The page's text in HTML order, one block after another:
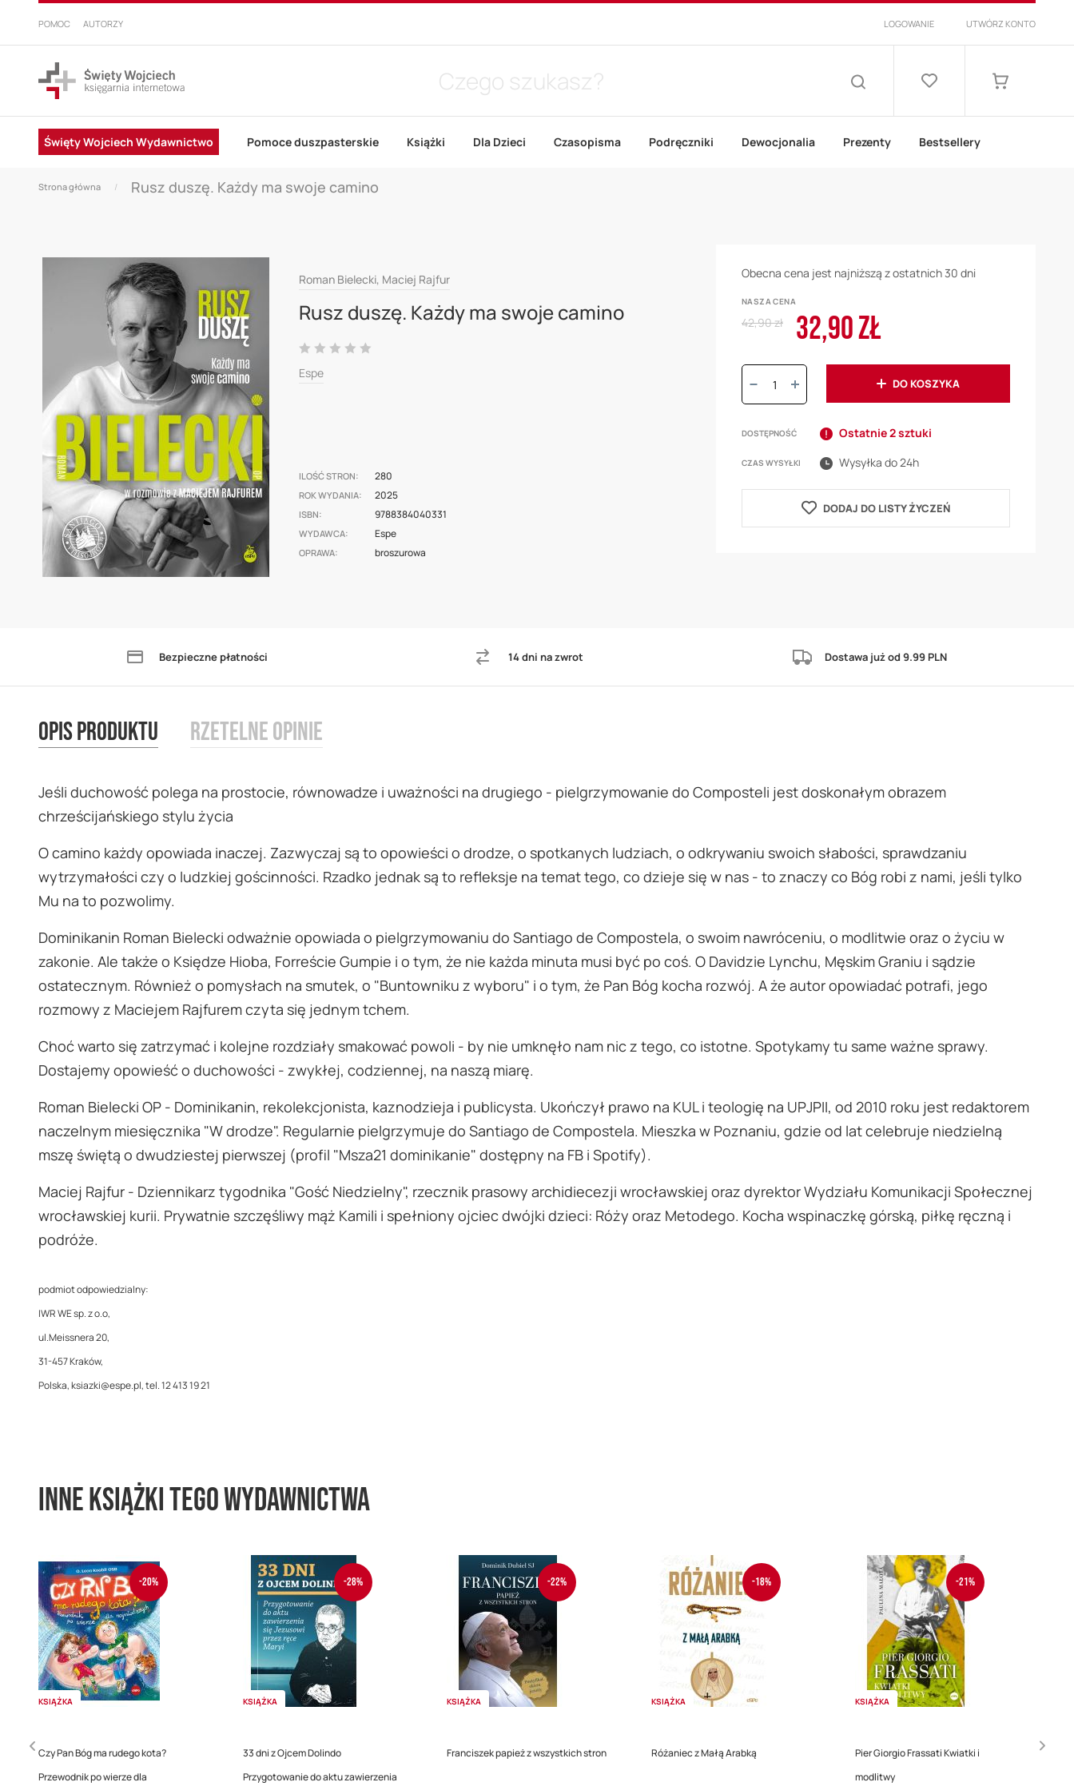
PRZEJDŹ
DO
POMOC AUTORZY LOGOWANIE UTWÓRZ KONTO
Lista
Święty Wojciech Wydawnictwo Pomoce duszpasterskie Książki Dla Dzieci Czasopisma Podręczniki Dewocjonalia Prezenty Bestsellery
Strona główna Rusz duszę. Każdy ma swoje camino
the
images
gallery
of
images
Roman Bielecki, Maciej Rajfur
Rusz duszę. Każdy ma swoje camino
Ocena:
Espe
ILOŚĆ STRON 280
ROK WYDANIA 2025
ISBN 9788384040331
WYDAWCA Espe
OPRAWA broszurowa
Obecna cena jest najniższą z ostatnich 30 dni
NASZA CENA
Cena
promocyjna
32,90 ZŁ
Regular
42,90 zł
Ilość:
DO KOSZYKA
DOSTĘPNOŚĆ Ostatnie 2 sztuki
CZAS WYSYŁKI Wysyłka do 24h
DODAJ DO LISTY ŻYCZEŃ
Bezpieczne płatności 14 dni na zwrot Dostawa już od 9.99 PLN
Opis produktu
Jeśli duchowość polega na prostocie, równowadze i uważności na drugiego - pielgrzymowanie do Composteli jest doskonałym obrazem
chrześcijańskiego stylu życia
O camino każdy opowiada inaczej. Zazwyczaj są to opowieści o drodze, o spotkanych ludziach, o odkrywaniu swoich słabości, sprawdzaniu
wytrzymałości czy o ludzkiej gościnności. Rzadko jednak są to refleksje na temat tego, co dzieje się w nas - to znaczy co Bóg robi z nami, jeśli tylko
Mu na to pozwolimy.
Dominikanin Roman Bielecki odważnie opowiada o pielgrzymowaniu do Santiago de Compostela, o swoim nawróceniu, o modlitwie oraz o życiu w
zakonie. Ale także o Księdze Hioba, Forreście Gumpie i o tym, że nie każda minuta musi być po coś. O Davidzie Lynchu, Męskim Graniu i sądzie
ostatecznym. Również o pomysłach na smutek, o "Buntowniku z wyboru" i o tym, że Pan Bóg kocha rozwój. A że autor opowiadać potrafi, jego
rozmowy z Maciejem Rajfurem czyta się jednym tchem.
Choć warto się zatrzymać i kolejne rozdziały smakować powoli - by nie umknęło nam nic z tego, co istotne. Spotykamy tu same ważne sprawy.
Dostajemy opowieść o duchowości - zwykłej, codziennej, na naszą miarę.
Roman Bielecki OP - Dominikanin, rekolekcjonista, kaznodzieja i publicysta. Ukończył prawo na KUL i teologię na UPJPII, od 2010 roku jest redaktorem
naczelnym miesięcznika "W drodze". Regularnie pielgrzymuje do Santiago de Compostela. Mieszka w Poznaniu, gdzie od lat celebruje niedzielną
mszę świętą o dwudziestej pierwszej (profil "Msza21 dominikanie" dostępny na FB i Spotify).
Maciej Rajfur - Dziennikarz tygodnika "Gość Niedzielny", rzecznik prasowy archidiecezji wrocławskiej oraz dyrektor Wydziału Komunikacji Społecznej
wrocławskiej kurii. Prywatnie szczęśliwy mąż Kamili i spełniony ojciec dwójki dzieci: Róży oraz Metodego. Kocha wspinaczkę górską, piłkę ręczną i
podróże.
podmiot odpowiedzialny:
IWR WE sp. z o.o,
ul.Meissnera 20,
31-457 Kraków,
Polska, ksiazki@espe.pl, tel. 12 413 19 21
Rzetelne opinie
Inne książki tego wydawnictwa
-20%
KSIĄŻKA
Czy Pan Bóg ma rudego kota?
Przewodnik po wierze dla
-28%
KSIĄŻKA
33 dni z Ojcem Dolindo
Przygotowanie do aktu zawierzenia
-22%
KSIĄŻKA
Franciszek papież z wszystkich stron
-18%
KSIĄŻKA
Różaniec z Małą Arabką
-21%
KSIĄŻKA
Pier Giorgio Frassati Kwiatki i
modlitwy